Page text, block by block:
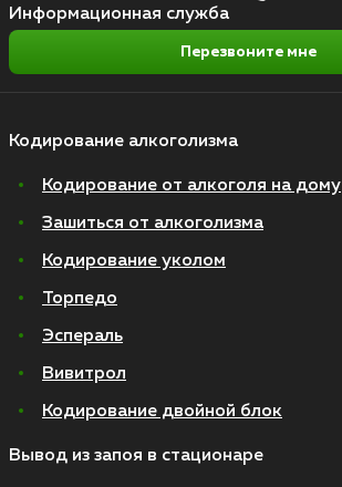
Кодирование алкоголизма
Кодирование от алкоголя на дому
Зашиться от алкоголизма
Кодирование уколом
Торпедо
Эспераль
Вивитрол
Кодирование двойной блок
Вывод из запоя в стационаре
Информационная служба
Перезвоните мне